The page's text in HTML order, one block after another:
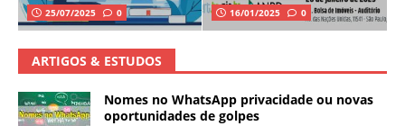
25/07/2025 0 16/01/2025 0
ARTIGOS & ESTUDOS
Nomes no WhatsApp privacidade ou novas
oportunidades de golpes